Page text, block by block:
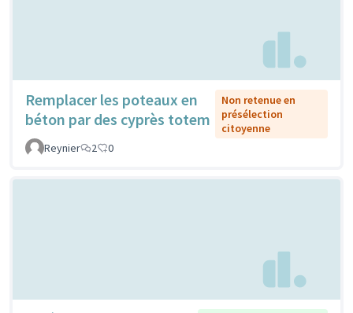
Remplacer les poteaux en
béton par des cyprès totem
Non retenue en
présélection
citoyenne
Reynier
2 0